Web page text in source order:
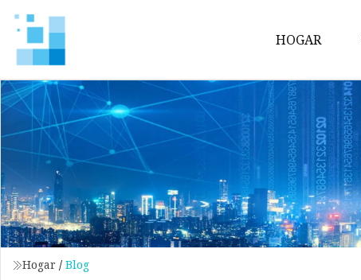
HOGAR
Hogar / Blog